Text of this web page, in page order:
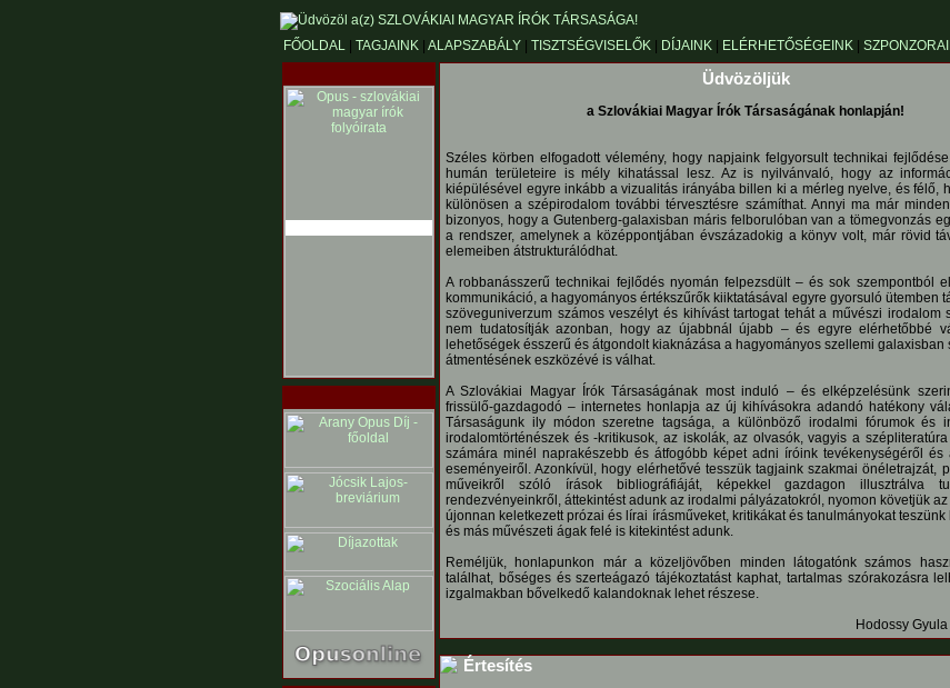
FŐOLDAL TAGJAINK ALAPSZABÁLY TISZTSÉGVISELŐK DÍJAINK ELÉRHETŐSÉGEINK
Üdvözöljük
a Szlovákiai Magyar Írók Társaságának honlapján!
Széles körben elfogadott vélemény, hogy napjaink felgyorsult technikai
humán területeire is mély kihatással lesz. Az is nyilvánvaló, hogy az
kiépülésével egyre inkább a vizualitás irányába billen ki a mérleg nyelve, és félő,
különösen a szépirodalom további térvesztésre számíthat. Annyi ma már
bizonyos, hogy a Gutenberg-galaxisban máris felborulóban van a tömegvonzás
a rendszer, amelynek a középpontjában évszázadokig a könyv volt, már rövid
elemeiben átstrukturálódhat.
A robbanásszerű technikai fejlődés nyomán felpezsdült – és sok szempontból
kommunikáció, a hagyományos értékszűrők kiiktatásával egyre gyorsuló ütemben
szöveguniverzum számos veszélyt és kihívást tartogat tehát a művészi irodalom
nem tudatosítják azonban, hogy az újabbnál újabb – és egyre elérhetőbbé
lehetőségek ésszerű és átgondolt kiaknázása a hagyományos szellemi galaxisban
átmentésének eszközévé is válhat.
A Szlovákiai Magyar Írók Társaságának most induló – és elképzelésünk
frissülő-gazdagodó – internetes honlapja az új kihívásokra adandó hatékony
Társaságunk ily módon szeretne tagsága, a különböző irodalmi fórumok és
irodalomtörténészek és -kritikusok, az iskolák, az olvasók, vagyis a
számára minél naprakészebb és átfogóbb képet adni íróink tevékenységéről
eseményeiről. Azonkívül, hogy elérhetővé tesszük tagjaink szakmai önéletrajzát,
műveikről szóló írások bibliográfiáját, képekkel gazdagon illusztrálva
rendezvényeinkről, áttekintést adunk az irodalmi pályázatokról, nyomon követjük
újonnan keletkezett prózai és lírai írásműveket, kritikákat és tanulmányokat teszünk
és más művészeti ágak felé is kitekintést adunk.
Reméljük, honlapunkon már a közeljövőben minden látogatónk számos
találhat, bőséges és szerteágazó tájékoztatást kaphat, tartalmas szórakozásra
izgalmakban bővelkedő kalandoknak lehet részese.
Hodossy
Értesítés